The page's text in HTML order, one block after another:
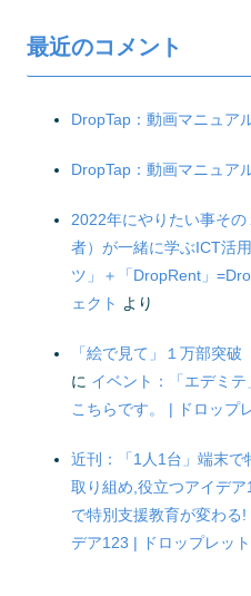
最近のコメント
DropTap：動画マニュア
DropTap：動画マニュア
2022年にやりたい事そ
者）が一緒に学ぶICT活
ツ」＋「DropRent」
ェクト より
「絵で見て」１万部突
に イベント：「エデミ
こちらです。 | ドロップ
近刊：「1人1台」端末
取り組め,役立つアイデア
で特別支援教育が変わ
デア123 | ドロップレッ